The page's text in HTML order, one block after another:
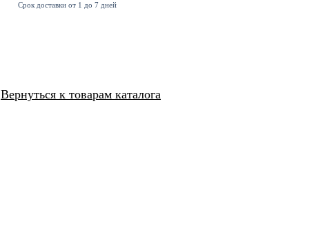
Срок доставки от 1 до 7 дней
Вернуться к товарам каталога